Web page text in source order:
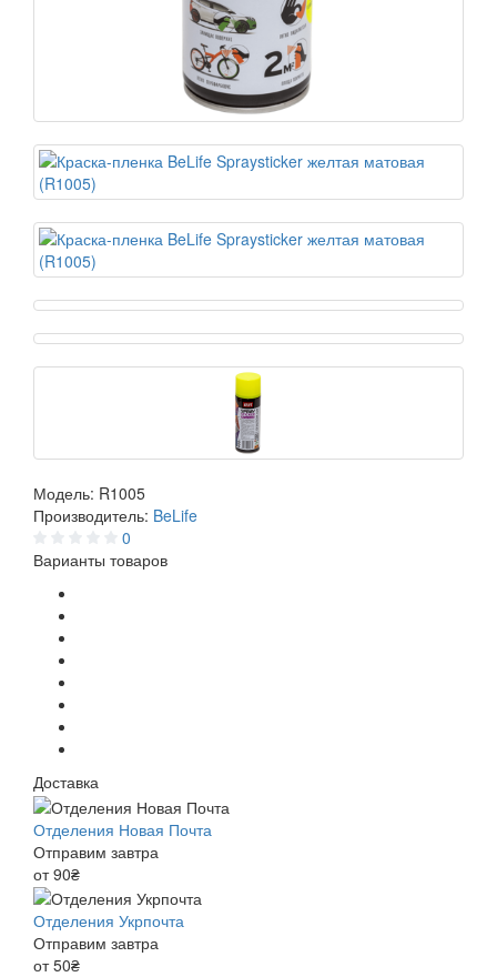
Модель: R1005
Производитель: BeLife
0
Варианты товаров
Доставка
Отделения Новая Почта
Отправим завтра
от 90₴
Отделения Укрпочта
Отправим завтра
от 50₴